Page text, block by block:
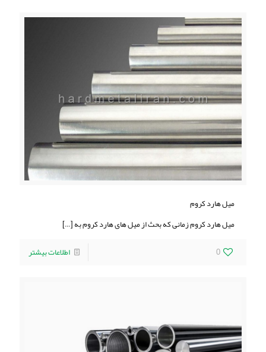
میل هارد کروم
میل هارد کروم زمانی که بحث از میل های هارد کروم به[…]
0
اطلاعات بیشتر